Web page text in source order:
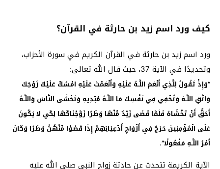
كيف ورد اسم زيد بن حارثة في القرآن؟
ورد اسم زيد بن حارثة في القرآن الكريم في سورة الأحزاب،
وتحديدًا في الآية 37، حيث قال الله تعالى:
“وَإِذْ تَقُولُ لِلَّذِي أَنْعَمَ اللَّـهُ عَلَيْهِ وَأَنْعَمْتَ عَلَيْهِ امْسُكْ عَلَيْكَ زَوْجَكَ
وَاتَّقِ اللَّـهَ وَتُخْفِي فِي نَفْسِكَ مَا اللَّـهُ مُبْدِيهِ وَتَخْشَى النَّاسَ وَاللَّـهُ
أَحَقُّ أَنْ تَخْشَاهُ فَلَمَّا قَضَى زَيْدٌ مِّنْهَا وَطَرًا زَوَّجْنَاكَهَا لِكَي لا يَكُونَ
عَلَى الْمُؤْمِنِينَ حَرَجٌ فِي أَزْوَاجِ أَدْعِيَائِهِمْ إِذَا قَضَوْا مِّنْهُنَّ وَطَرًا وَكَانَ
أَمْرُ اللَّـهِ مَفْعُولًا”.
الآية الكريمة تتحدث عن حادثة زواج النبي صلى الله عليه